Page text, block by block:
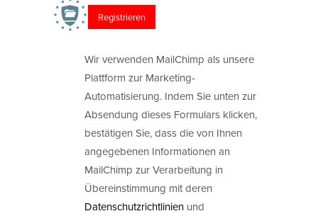
Wir verwenden MailChimp als unsere
Plattform zur Marketing-
Automatisierung. Indem Sie unten zur
Absendung dieses Formulars klicken,
bestätigen Sie, dass die von Ihnen
angegebenen Informationen an
MailChimp zur Verarbeitung in
Übereinstimmung mit deren
Datenschutzrichtlinien und